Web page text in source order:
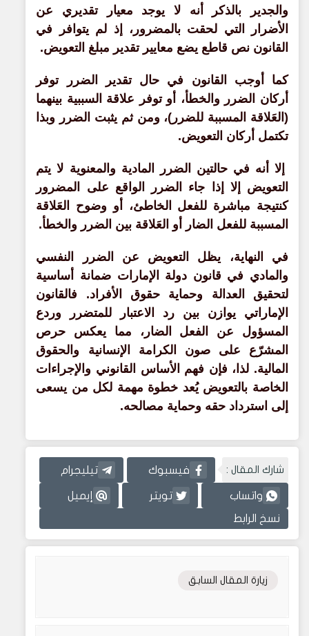
والجدير بالذكر أنه لا يوجد معيار تقديري عن
الأضرار التي لحقت بالمضرور، إذ لم يتوافر في
القانون نص قاطع يضع معايير تقدير مبلغ التعويض.
كما أوجب القانون في حال تقدير الضرر توفر
أركان الضرر والخطأ، أو توفر علاقة السببية بينهما
(العَلاقة المسببة للضرر)، ومن ثم يثبت الضرر وبذا
تكتمل أركان التعويض.
إلا أنه في حالتين الضرر المادية والمعنوية لا يتم
التعويض إلا إذا جاء الضرر الواقع على المضرور
كنتيجة مباشرة للفعل الخاطئ، أو وضوح العَلاقة
المسببة للفعل الضار أو العَلاقة بين الضرر والخطأ.
في النهاية، يظل التعويض عن الضرر النفسي
والمادي في قانون دولة الإمارات ضمانة أساسية
لتحقيق العدالة وحماية حقوق الأفراد. فالقانون
الإماراتي يوازن بين رد الاعتبار للمتضرر وردع
المسؤول عن الفعل الضار، مما يعكس حرص
المشرّع على صون الكرامة الإنسانية والحقوق
المالية. لذا، فإن فهم الأساس القانوني والإجراءات
الخاصة بالتعويض يُعد خطوة مهمة لكل من يسعى
إلى استرداد حقه وحماية مصالحه.
شارك المقال : فيسبوك تيليجرام
واتساب تويتر إيميل
نسخ الرابط
زيارة المقال السابق